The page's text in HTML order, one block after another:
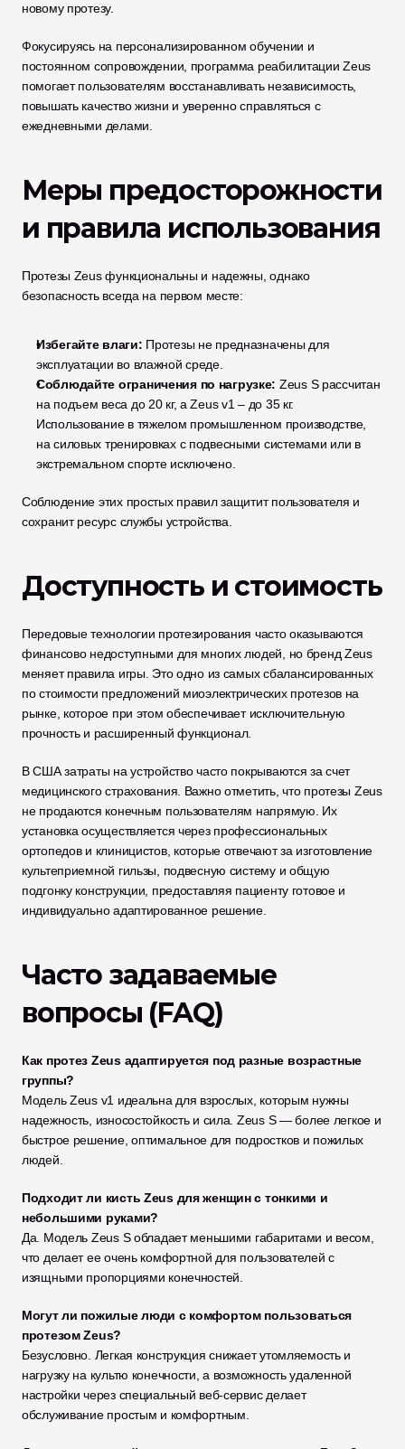
новому протезу.
Фокусируясь на персонализированном обучении и
постоянном сопровождении, программа реабилитации Zeus
помогает пользователям восстанавливать независимость,
повышать качество жизни и уверенно справляться с
ежедневными делами.
Меры предосторожности
и правила использования
Протезы Zeus функциональны и надежны, однако
безопасность всегда на первом месте:
Избегайте влаги: Протезы не предназначены для
эксплуатации во влажной среде.
Соблюдайте ограничения по нагрузке: Zeus S рассчитан
на подъем веса до 20 кг, а Zeus v1 – до 35 кг.
Использование в тяжелом промышленном производстве,
на силовых тренировках с подвесными системами или в
экстремальном спорте исключено.
Соблюдение этих простых правил защитит пользователя и
сохранит ресурс службы устройства.
Доступность и стоимость
Передовые технологии протезирования часто оказываются
финансово недоступными для многих людей, но бренд Zeus
меняет правила игры. Это одно из самых сбалансированных
по стоимости предложений миоэлектрических протезов на
рынке, которое при этом обеспечивает исключительную
прочность и расширенный функционал.
В США затраты на устройство часто покрываются за счет
медицинского страхования. Важно отметить, что протезы Zeus
не продаются конечным пользователям напрямую. Их
установка осуществляется через профессиональных
ортопедов и клиницистов, которые отвечают за изготовление
культеприемной гильзы, подвесную систему и общую
подгонку конструкции, предоставляя пациенту готовое и
индивидуально адаптированное решение.
Часто задаваемые
вопросы (FAQ)
Как протез Zeus адаптируется под разные возрастные
группы?
Модель Zeus v1 идеальна для взрослых, которым нужны
надежность, износостойкость и сила. Zeus S — более легкое и
быстрое решение, оптимальное для подростков и пожилых
людей.
Подходит ли кисть Zeus для женщин с тонкими и
небольшими руками?
Да. Модель Zeus S обладает меньшими габаритами и весом,
что делает ее очень комфортной для пользователей с
изящными пропорциями конечностей.
Могут ли пожилые люди с комфортом пользоваться
протезом Zeus?
Безусловно. Легкая конструкция снижает утомляемость и
нагрузку на культю конечности, а возможность удаленной
настройки через специальный веб-сервис делает
обслуживание простым и комфортным.